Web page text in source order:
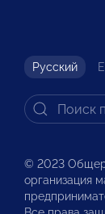
Русский
© 2023
организация